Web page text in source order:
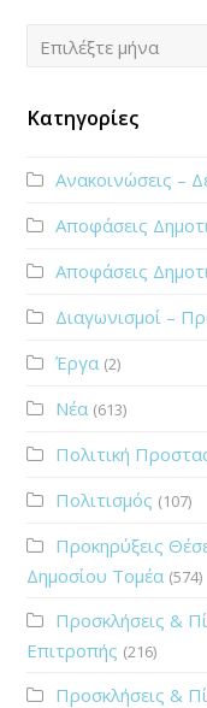
Ιστορικό
Επιλέξτε μήνα
Κατηγορίες
Ανακοινώσεις –
Αποφάσεις
Αποφάσεις
Διαγωνισμοί –
Έργα (2)
Νέα (613)
Πολιτική
Πολιτισμός (107)
Προκηρύξεις
Δημοσίου Τομέα (574)
Προσκλήσεις &
Επιτροπής (216)
Προσκλήσεις &